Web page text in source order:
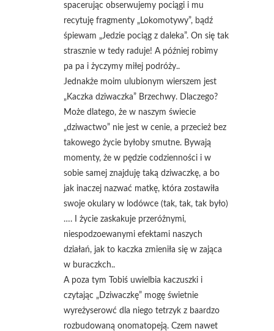
spacerując obserwujemy pociągi i mu
recytuję fragmenty „Lokomotywy”, bądź
śpiewam „Jedzie pociąg z daleka”. On się tak
strasznie w tedy raduje! A później robimy
pa pa i życzymy miłej podróży..
Jednakże moim ulubionym wierszem jest
„Kaczka dziwaczka” Brzechwy. Dlaczego?
Może dlatego, że w naszym świecie
„dziwactwo” nie jest w cenie, a przecież bez
takowego życie byłoby smutne. Bywają
momenty, że w pędzie codzienności i w
sobie samej znajduję taką dziwaczkę, a bo
jak inaczej nazwać matkę, która zostawiła
swoje okulary w lodówce (tak, tak, tak było)
…. I życie zaskakuje przeróżnymi,
niespodzoewanymi efektami naszych
działań, jak to kaczka zmieniła się w zająca
w buraczkch..
A poza tym Tobiś uwielbia kaczuszki i
czytając „Dziwaczkę” mogę świetnie
wyreżyserowć dla niego tetrzyk z baardzo
rozbudowaną onomatopeją. Czem nawet